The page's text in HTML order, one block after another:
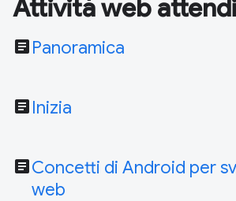
Attività web
article Panoramica
article Inizia
articleConcetti di Android per
web